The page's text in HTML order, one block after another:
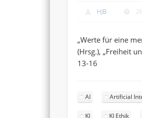
HJB
„Werte für eine
(Hrsg.), „Freiheit
13-16
AI Artificial
KI KI Ethik